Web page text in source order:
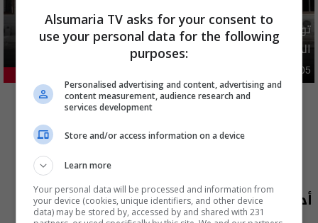
توضيح رسمي بشأن إلغاء شمول فئات من المستفيدين بإعانة
الحماية الاجتماعية
05:43 | 2026-08-05
المزيد
أحدث الحلقات
Alsumaria TV asks for your consent to
use your personal data for the following
purposes:
Personalised advertising and content, advertising and
content measurement, audience research and
services development
Store and/or access information on a device
Learn more
Your personal data will be processed and information from
your device (cookies, unique identifiers, and other device
data) may be stored by, accessed by and shared with 231